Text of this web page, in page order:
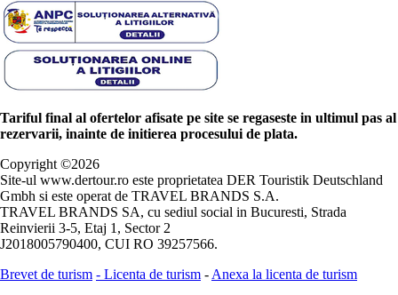
Tariful final al ofertelor afisate pe site se regaseste in ultimul pas al
rezervarii, inainte de initierea procesului de plata.
Copyright ©2026
Site-ul www.dertour.ro este proprietatea DER Touristik Deutschland
Gmbh si este operat de TRAVEL BRANDS S.A.
TRAVEL BRANDS SA, cu sediul social in Bucuresti, Strada
Reinvierii 3-5, Etaj 1, Sector 2
J2018005790400, CUI RO 39257566.
Brevet de turism - Licenta de turism - Anexa la licenta de turism